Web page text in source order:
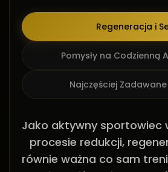
Regeneracja i
Pomysły na Codzienną
Najczęściej
Jako aktywny sportowiec
procesie redukcji,
równie ważna co sam